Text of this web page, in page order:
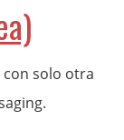
solo otra